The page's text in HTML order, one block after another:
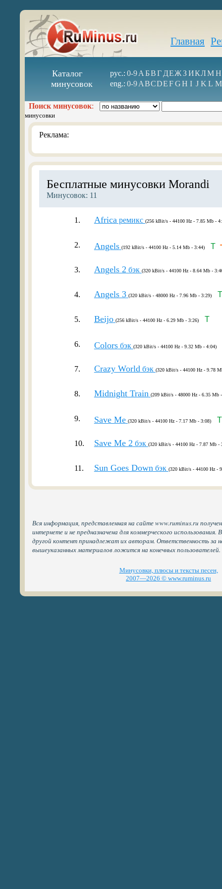
Главная
Каталог
минусовок
рус.: 0-9А БВГ ДЕЖ З ИКЛМН
eng.: 0-9ABCDEFGH I J K L M
Поиск минусовок:
минусовки
Реклама:
Бесплатные минусовки Morandi
Минусовок: 11
1. Africa ремикс (256 kBit/s - 44100 Hz - 7.85 Mb -
2. Angels (192 kBit/s - 44100 Hz - 5.14 Mb - 3:44) T
3. Angels 2 бэк (320 kBit/s - 44100 Hz - 8.64 Mb -
4. Angels 3 (320 kBit/s - 48000 Hz - 7.96 Mb - 3:29) T
5. Beijo (256 kBit/s - 44100 Hz - 6.29 Mb - 3:26) T
6. Colorsбэк (320 kBit/s - 44100 Hz - 9.32 Mb - 4:04)
7. Crazy World бэк (320 kBit/s - 44100 Hz - 9.78
8. Midnight Train (209 kBit/s - 48000 Hz - 6.35 Mb
9. Save Me (320 kBit/s - 44100 Hz - 7.17 Mb - 3:08) T
10. Save Me 2 бэк (320 kBit/s - 44100 Hz - 7.87 Mb -
11. Sun Goes Down бэк (320 kBit/s - 44100 Hz -
Вся информация, представленная на сайте www.ruminus.ru
интернете и не предназначена для коммерческого
другой контент принадлежат их авторам. Ответственность за
вышеуказанных материалов ложится на конечных пользователей.
Минусовки, плюсы и тексты песен,
2007—2026 © www.ruminus.ru